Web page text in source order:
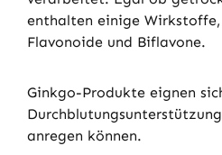
enthalten einige
Flavonoide und Biflavone.
Ginkgo-Produkte eignen
anregen können.